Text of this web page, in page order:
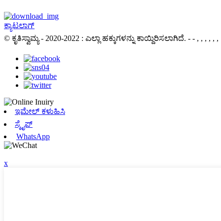
ಕ್ಯಾಟಲಾಗ್
© ಕೃತಿಸ್ವಾಮ್ಯ - 2020-2022 : ಎಲ್ಲಾ ಹಕ್ಕುಗಳನ್ನು ಕಾಯ್ದಿರಿಸಲಾಗಿದೆ. - - , , , , , ,
ಇಮೇಲ್ ಕಳುಹಿಸಿ
ಸ್ಕೈಪ್
WhatsApp
x